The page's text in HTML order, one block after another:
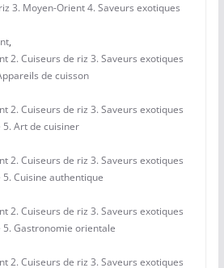
3. Moyen-Orient 4. Saveurs exotiques
,
2. Cuiseurs de riz 3. Saveurs exotiques
de cuisson
2. Cuiseurs de riz 3. Saveurs exotiques
Art de cuisiner
2. Cuiseurs de riz 3. Saveurs exotiques
Cuisine authentique
2. Cuiseurs de riz 3. Saveurs exotiques
Gastronomie orientale
2. Cuiseurs de riz 3. Saveurs exotiques